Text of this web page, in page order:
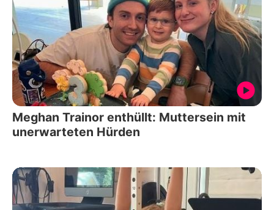
Meghan Trainor enthüllt: Muttersein mit
unerwarteten Hürden